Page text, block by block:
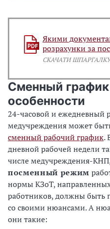
Якими
розрахунки за
СКАЧАТИ
Сменный график
особенности
24-часовой и ежедневный
медучреждения может
сменный рабочий график.
дневной рабочей недели
числе медучреждения-
посменный режим
нормы КЗоТ,
работников, должны быть
со своими нюансами. А
они такие: